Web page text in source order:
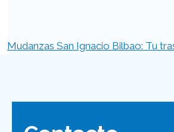
Mudanzas San Ignacio Bilbao: Tu